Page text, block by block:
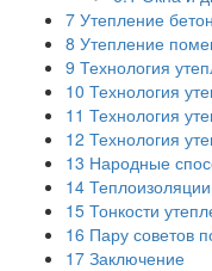
7 Утепление
8 Утепление
9 Технология
10 Технология
11 Технология
12 Технология
13 Народные
14
15 Тонкости
16 Пару советов
17 Заключение